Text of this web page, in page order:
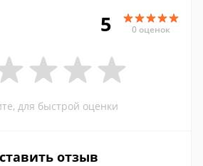
5 0 оценок
для быстрой оценки
отзыв